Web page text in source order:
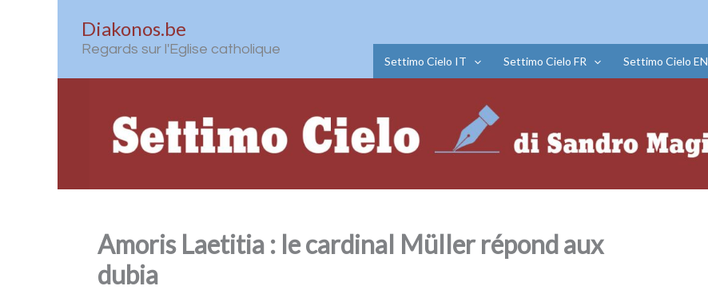
Diakonos.be
Regards sur l'Eglise catholique
Settimo Cielo IT Settimo Cielo FR Settimo Cielo EN
Amoris Laetitia : le cardinal Müller répond aux
dubia